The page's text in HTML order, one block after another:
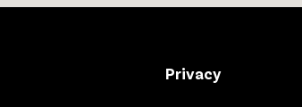
Privacy